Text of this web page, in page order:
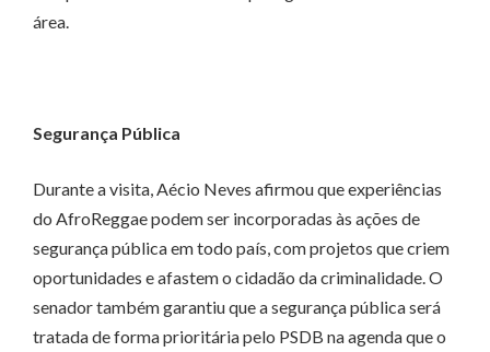
área.
Segurança Pública
Durante a visita, Aécio Neves afirmou que experiências
do AfroReggae podem ser incorporadas às ações de
segurança pública em todo país, com projetos que criem
oportunidades e afastem o cidadão da criminalidade. O
senador também garantiu que a segurança pública será
tratada de forma prioritária pelo PSDB na agenda que o